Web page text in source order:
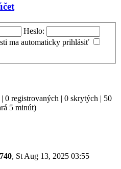
Heslo:
ma automaticky prihlásiť
0 registrovaných | 0 skrytých | 50
5 minút)
, St Aug 13, 2025 03:55